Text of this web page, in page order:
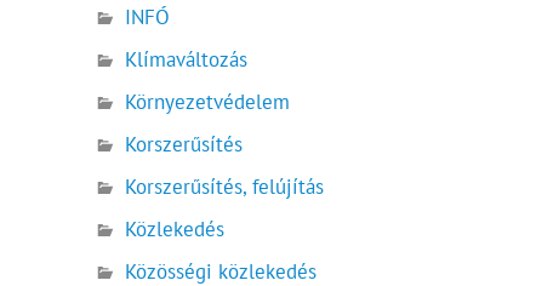
INFÓ
Klímaváltozás
Környezetvédelem
Korszerűsítés
Korszerűsítés, felújítás
Közlekedés
Közösségi közlekedés